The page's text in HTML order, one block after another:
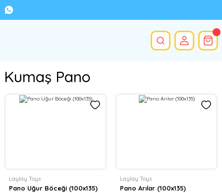
Kumaş Pano
Laylay Toys
Pano Uğur Böceği (100x135)
Laylay Toys
Pano Arılar (100x135)